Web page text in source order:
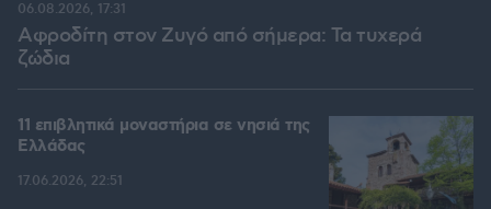
Αφροδίτη στον Ζυγό από σήμερα: Τα τυχερά
ζώδια
06.08.2026, 17:31
11 επιβλητικά μοναστήρια σε νησιά της
Ελλάδας
17.06.2026, 22:51